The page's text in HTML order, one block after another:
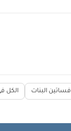
فساتين البنات الكل